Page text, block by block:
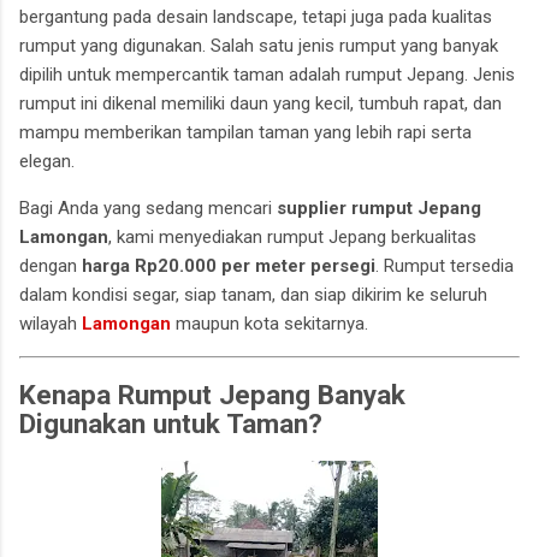
bergantung pada desain landscape, tetapi juga pada kualitas
rumput yang digunakan. Salah satu jenis rumput yang banyak
dipilih untuk mempercantik taman adalah rumput Jepang. Jenis
rumput ini dikenal memiliki daun yang kecil, tumbuh rapat, dan
mampu memberikan tampilan taman yang lebih rapi serta
elegan.
Bagi Anda yang sedang mencari supplier rumput Jepang
Lamongan, kami menyediakan rumput Jepang berkualitas
dengan harga Rp20.000 per meter persegi . Rumput tersedia
dalam kondisi segar, siap tanam, dan siap dikirim ke seluruh
wilayah Lamongan maupun kota sekitarnya.
Kenapa Rumput Jepang Banyak
Digunakan untuk Taman?